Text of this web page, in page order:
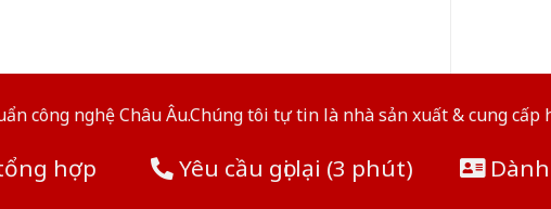
công nghệ Châu Âu.Chúng tôi tự tin là nhà sản xuất & cung cấp
hợp Yêu cầu gọi lại (3 phút) Dành